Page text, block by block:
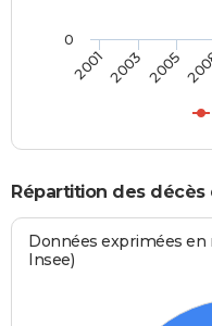
20012003 2005
0
Répartition des décès
Données exprimées en
Insee)